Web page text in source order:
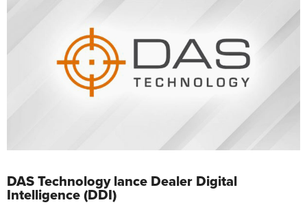
DAS Technology lance Dealer Digital
Intelligence (DDI)